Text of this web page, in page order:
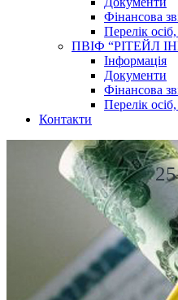
Фінансова
Перелік
ПВІФ “РІТЕЙЛ
Інформація
Документи
Фінансова
Перелік
Контакти